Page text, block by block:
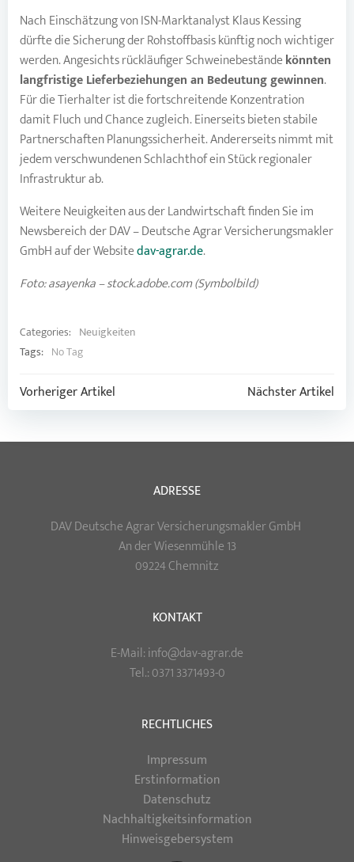
Nach Einschätzung von ISN-Marktanalyst Klaus Kessing
dürfte die Sicherung der Rohstoffbasis künftig noch wichtiger
werden. Angesichts rückläufiger Schweinebeständekönnten
langfristige Lieferbeziehungen an Bedeutung gewinnen.
Für die Tierhalter ist die fortschreitende Konzentration
damit Fluch und Chance zugleich. Einerseits bieten stabile
Partnerschaften Planungssicherheit. Andererseits nimmt mit
jedem verschwundenen Schlachthof ein Stück regionaler
Infrastruktur ab.
Weitere Neuigkeiten aus der Landwirtschaft finden Sie im
Newsbereich der DAV – Deutsche Agrar Versicherungsmakler
GmbH auf der Websitedav-agrar.de.
Foto: asayenka – stock.adobe.com (Symbolbild)
Categories: Neuigkeiten
Tags: No Tag
Post
navigation
Vorheriger Artikel Post
navigation
Nächster Artikel
ADRESSE
DAV Deutsche Agrar Versicherungsmakler GmbH
An der Wiesenmühle 13
09224 Chemnitz
KONTAKT
E-Mail: info@dav-agrar.de
Tel.: 0371 3371493-0
RECHTLICHES
Impressum
Erstinformation
Datenschutz
Nachhaltigkeitsinformation
Hinweisgebersystem